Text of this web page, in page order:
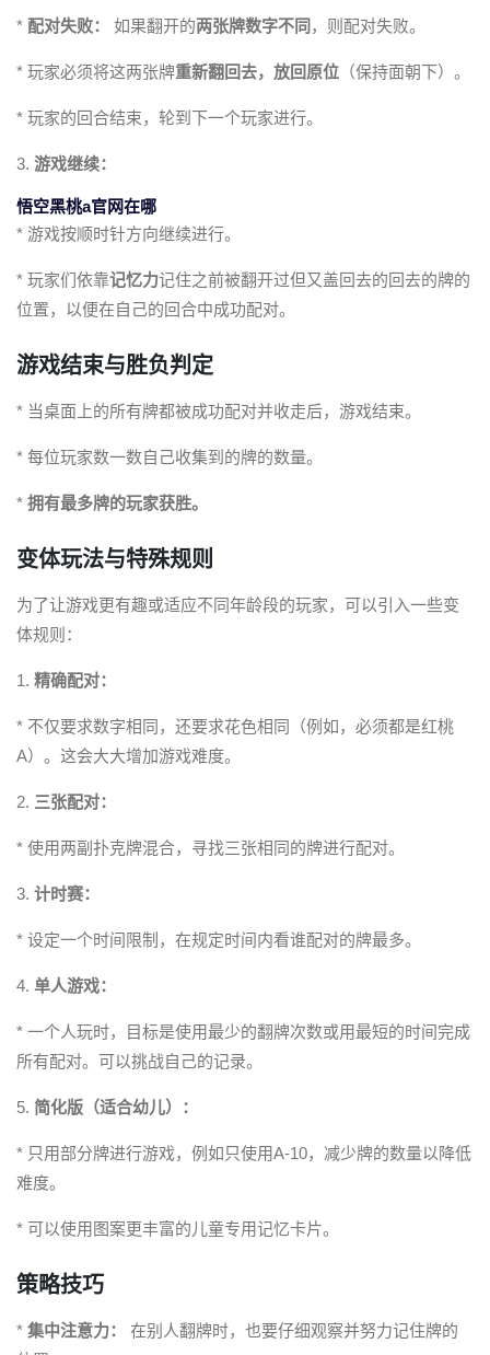
* 配对失败： 如果翻开的两张牌数字不同 ，则配对失败。
* 玩家必须将这两张牌重新翻回去，放回原位 （保持面朝下）。
* 玩家的回合结束，轮到下一个玩家进行。
3. 游戏继续：
悟空黑桃a官网在哪
* 游戏按顺时针方向继续进行。
* 玩家们依靠记忆力记住之前被翻开过但又盖回去的回去的牌的
位置，以便在自己的回合中成功配对。
游戏结束与胜负判定
* 当桌面上的所有牌都被成功配对并收走后，游戏结束。
* 每位玩家数一数自己收集到的牌的数量。
* 拥有最多牌的玩家获胜。
变体玩法与特殊规则
为了让游戏更有趣或适应不同年龄段的玩家，可以引入一些变
体规则：
1. 精确配对：
* 不仅要求数字相同，还要求花色相同（例如，必须都是红桃
A）。这会大大增加游戏难度。
2. 三张配对：
* 使用两副扑克牌混合，寻找三张相同的牌进行配对。
3. 计时赛：
* 设定一个时间限制，在规定时间内看谁配对的牌最多。
4. 单人游戏：
* 一个人玩时，目标是使用最少的翻牌次数或用最短的时间完成
所有配对。可以挑战自己的记录。
5. 简化版（适合幼儿）：
* 只用部分牌进行游戏，例如只使用A-10，减少牌的数量以降低
难度。
* 可以使用图案更丰富的儿童专用记忆卡片。
策略技巧
* 集中注意力：
在别人翻牌时，也要仔细观察并努力记住牌的